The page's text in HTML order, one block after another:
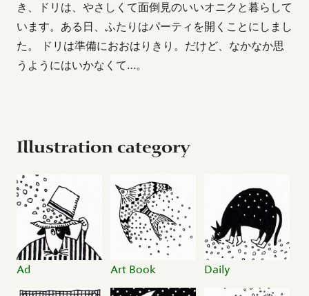
き、ドリは、やさしくて面倒見のいいオニクと暮らして
います。ある日、ふたりはパーティを開くことにしまし
た。 ドリは準備におおはりきり。だけど、なかなか思
うようにはいかなくて…。
Illustration category
Ad Art Book Daily